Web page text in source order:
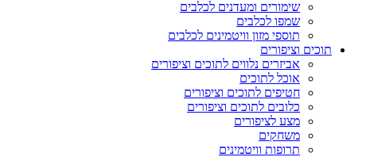
שימורים ומעדנים לכלבים
שמפו לכלבים
תוספי מזון וויטמינים לכלבים
תוכים וציפורים
אביזרים נלווים לתוכים וציפורים
אוכל לתוכים
חטיפים לתוכים וציפורים
כלובים לתוכים וציפורים
מצע לציפורים
משחקים
תרופות וויטמינים